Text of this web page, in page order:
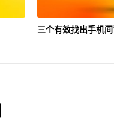
三个有效找出手机